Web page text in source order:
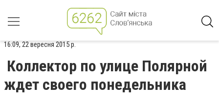
16:09, 22 вересня 2015 р.
Коллектор по улице Полярной
ждет своего понедельника